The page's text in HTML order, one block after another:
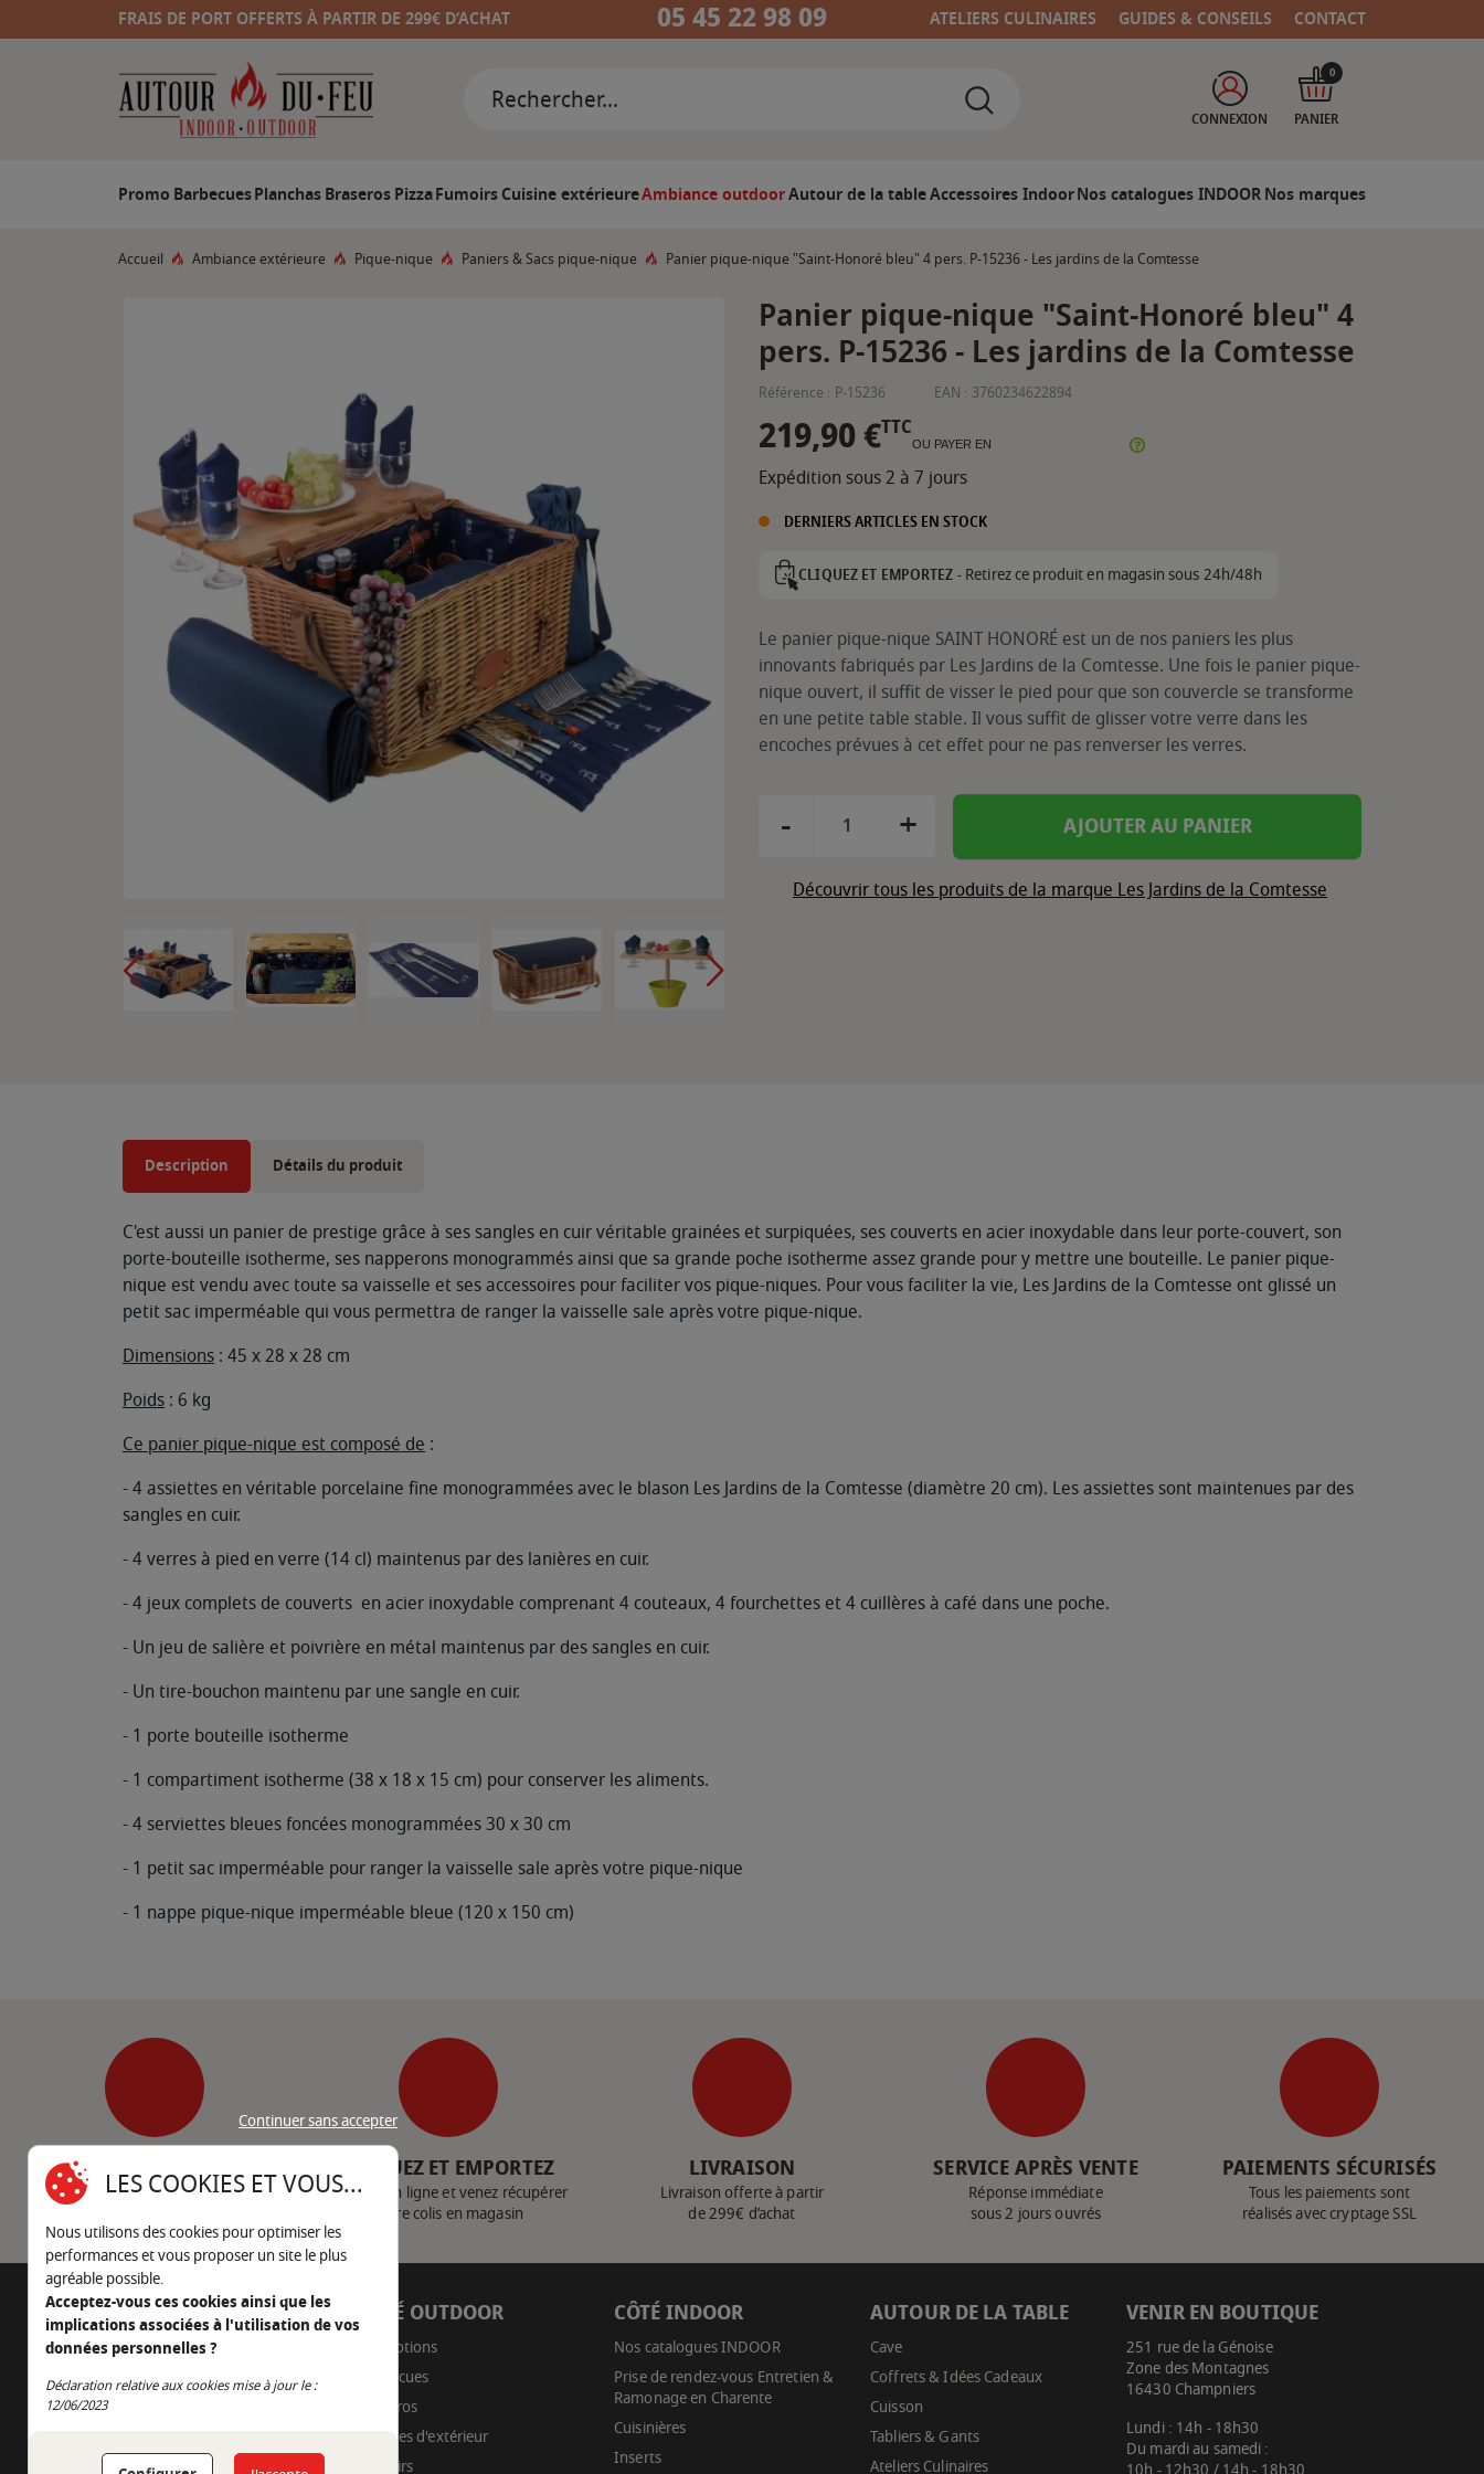
FRAIS DE PORT OFFERTS À PARTIR DE 299€ D’ACHAT 05 45 22 98 09 ATELIERS CULINAIRES GUIDES & CONSEILS CONTACT
CONNEXION PANIER
0
Promo BarbecuesPlanchasBraserosPizzaFumoirsCuisine extérieureAmbiance outdoorAutour de la tableAccessoires IndoorNos catalogues INDOORNos marques
Accueil Ambiance extérieure Pique-nique Paniers & Sacs pique-nique Panier pique-nique "Saint-Honoré bleu" 4 pers. P-15236 - Les jardins de la Comtesse
Panier pique-nique "Saint-Honoré bleu" 4
pers. P-15236 - Les jardins de la Comtesse
Référence : P-15236 EAN : 3760234622894
219,90 €TTC
OU PAYER EN
Expédition sous 2 à 7 jours
DERNIERS ARTICLES EN STOCK
CLIQUEZ ET EMPORTEZ -Retirez ce produit en magasin sous 24h/48h
Le panier pique-nique SAINT HONORÉ est un de nos paniers les plus
innovants fabriqués par Les Jardins de la Comtesse. Une fois le panier pique-
nique ouvert, il suffit de visser le pied pour que son couvercle se transforme
en une petite table stable. Il vous suffit de glisser votre verre dans les
encoches prévues à cet effet pour ne pas renverser les verres.
- + AJOUTER AU PANIER
Découvrir tous les produits de la marque Les Jardins de la Comtesse
Description Détails du produit
C'est aussi un panier de prestige grâce à ses sangles en cuir véritable grainées et surpiquées, ses couverts en acier inoxydable dans leur porte-couvert, son
porte-bouteille isotherme, ses napperons monogrammés ainsi que sa grande poche isotherme assez grande pour y mettre une bouteille. Le panier pique-
nique est vendu avec toute sa vaisselle et ses accessoires pour faciliter vos pique-niques. Pour vous faciliter la vie, Les Jardins de la Comtesse ont glissé un
petit sac imperméable qui vous permettra de ranger la vaisselle sale après votre pique-nique.
Dimensions : 45 x 28 x 28 cm
Poids : 6 kg
Ce panier pique-nique est composé de :
- 4 assiettes en véritable porcelaine fine monogrammées avec le blason Les Jardins de la Comtesse (diamètre 20 cm). Les assiettes sont maintenues par des
sangles en cuir.
- 4 verres à pied en verre (14 cl) maintenus par des lanières en cuir.
- 4 jeux complets de couverts en acier inoxydable comprenant 4 couteaux, 4 fourchettes et 4 cuillères à café dans une poche.
- Un jeu de salière et poivrière en métal maintenus par des sangles en cuir.
- Un tire-bouchon maintenu par une sangle en cuir.
- 1 porte bouteille isotherme
- 1 compartiment isotherme (38 x 18 x 15 cm) pour conserver les aliments.
- 4 serviettes bleues foncées monogrammées 30 x 30 cm
- 1 petit sac imperméable pour ranger la vaisselle sale après votre pique-nique
- 1 nappe pique-nique imperméable bleue (120 x 150 cm)
SERVICE CLIENT
Nous contacter
CLIQUEZ ET EMPORTEZ
Achetez en ligne et venez récupérer
votre colis en magasin
LIVRAISON
Livraison offerte à partir
de 299€ d’achat
SERVICE APRÈS VENTE
Réponse immédiate
sous 2 jours ouvrés
PAIEMENTS SÉCURISÉS
Tous les paiements sont
réalisés avec cryptage SSL
AUTOUR DU FEU
05 45 22 98 09
Nous envoyer un e-mail
CÔTÉ OUTDOOR
Promotions
Barbecues
Braseros
Cuisines d'extérieur
Fumoirs
CÔTÉ INDOOR
Nos catalogues INDOOR
Prise de rendez-vous Entretien &
Ramonage en Charente
Cuisinières
Inserts
AUTOUR DE LA TABLE
Cave
Coffrets & Idées Cadeaux
Cuisson
Tabliers & Gants
Ateliers Culinaires
VENIR EN BOUTIQUE
251 rue de la Génoise
Zone des Montagnes
16430 Champniers
Lundi : 14h - 18h30
Du mardi au samedi :
Continuer sans accepter
LES COOKIES ET VOUS...
Nous utilisons des cookies pour optimiser les
performances et vous proposer un site le plus
agréable possible.
Acceptez-vous ces cookies ainsi que les
implications associées à l'utilisation de vos
données personnelles ?
Déclaration relative aux cookies mise à jour le :
12/06/2023